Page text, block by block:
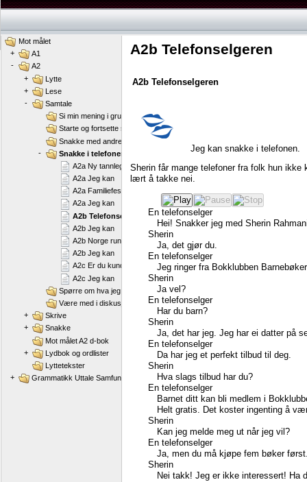
A2b Telefonselgeren
A2b Telefonselgeren
Jeg kan snakke i telefonen.
Sherin får mange telefoner fra folk hun ikke
lært å takke nei.
En telefonselger
Hei! Snakker jeg med Sherin
Sherin
Ja, det gjør du.
En telefonselger
Jeg ringer fra Bokklubben
Sherin
Ja vel?
En telefonselger
Har du barn?
Sherin
Ja, det har jeg. Jeg har ei datter på
En telefonselger
Da har jeg et perfekt tilbud til deg.
Sherin
Hva slags tilbud har du?
En telefonselger
Barnet ditt kan bli medlem i
Helt gratis. Det koster ingenting å
Sherin
Kan jeg melde meg ut når jeg vil?
En telefonselger
Ja, men du må kjøpe fem bøker
Sherin
Nei takk! Jeg er ikke interessert! Ha
Mot målet
+
A1
-
A2
+
Lytte
+
Lese
-
Samtale
Si min mening i grupper
Starte og fortsette samtaler
Snakke med andre om dagligdagse ting
-
Snakke i telefonen
A2a Ny tannlegetime
A2a Jeg kan
A2a Familiefester
A2a Jeg kan
A2b Telefonselgeren
A2b Jeg kan
A2b Norge rundt
A2b Jeg kan
A2c Er du kunde i banken?
A2c Jeg kan
Spørre om hva jeg vil i butikker og på kontorer
Være med i diskusjoner for å løse et problem eller en oppgave
+
Skrive
+
Snakke
Mot målet A2 d-bok
+
Lydbok og ordlister
Lyttetekster
+
Grammatikk Uttale Samfunnskunnskap